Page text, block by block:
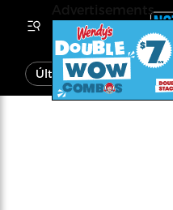
Última Hora Noticias
Advertisements